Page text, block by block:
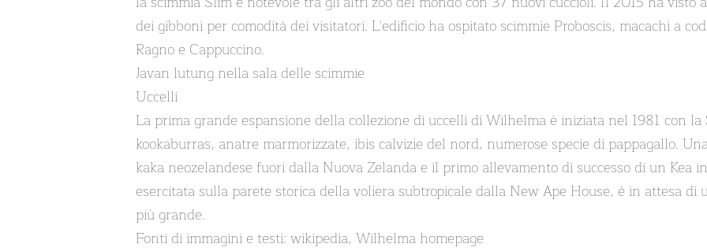
dei gibboni per comodità dei visitatori. L'edificio ha ospitato scimmie Proboscis, macachi a
Ragno e Cappuccino.
Javan lutung nella sala delle scimmie
Uccelli
La prima grande espansione della collezione di uccelli di Wilhelma è iniziata nel 1981 con la
kookaburras, anatre marmorizzate, ibis calvizie del nord, numerose specie di pappagallo.
kaka neozelandese fuori dalla Nuova Zelanda e il primo allevamento di successo di un Kea
esercitata sulla parete storica della voliera subtropicale dalla New Ape House, è in attesa
più grande.
Fonti di immagini e testi: wikipedia, Wilhelma homepage